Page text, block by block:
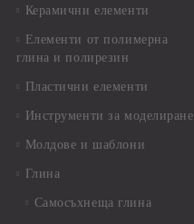
Керамични елементи
Елементи от полимерна
глина и полирезин
Пластични елементи
Инструменти за моделиране
Молдове и шаблони
Глина
Самосъхнеща глина